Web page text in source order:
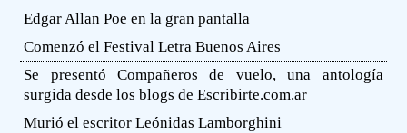
Edgar Allan Poe en la gran pantalla
Comenzó el Festival Letra Buenos Aires
Se presentó Compañeros de vuelo, una antología
surgida desde los blogs de Escribirte.com.ar
Murió el escritor Leónidas Lamborghini